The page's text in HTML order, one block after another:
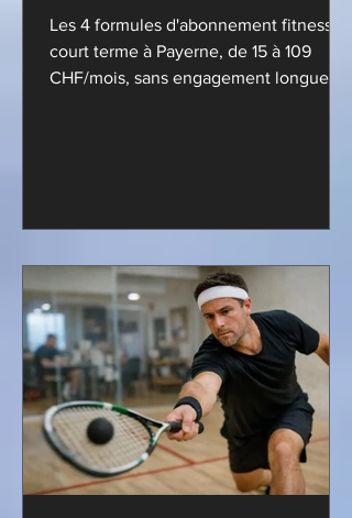
Les 4 formules d'abonnement fitness
court terme à Payerne, de 15 à 109
CHF/mois, sans engagement longue